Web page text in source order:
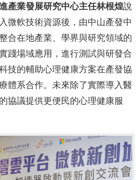
產業發展研究中心主任林根煌說
微軟技術資源後，由中山產發中
合在地產業、學界與研究領域的
踐場域應用，進行測試與研發合
技的輔助心理健康方案在產發協
體系合作。未來除了實際導入醫
協議提供更便民的心理健康服